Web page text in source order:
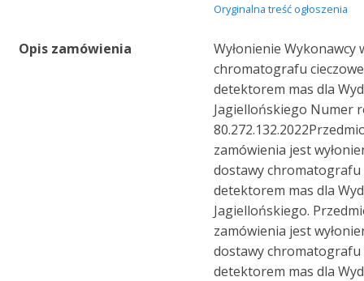
Oryginalna treść ogłoszenia
Opis zamówienia
Wyłonienie Wykonawcy
chromatografu
detektorem mas dla
Jagiellońskiego Numer
zamówienia jest
dostawy chromatografu
detektorem mas dla
Jagiellońskiego.
zamówienia jest
dostawy chromatografu
detektorem mas dla